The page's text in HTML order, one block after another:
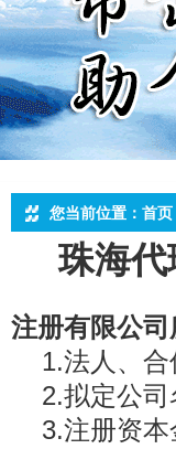
您当前位置：首
珠海
注册有限公
1.法人、合
2.拟定公司
3.注册资本